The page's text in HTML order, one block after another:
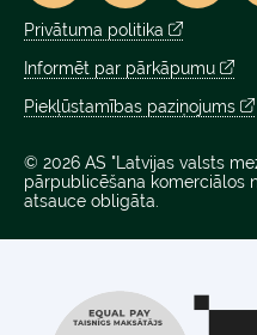
Privātuma politika
Informēt par pārkāpumu
Piekļūstamības paziņojums
© 2026 AS "Latvijas valsts
pārpublicēšana komerciālos
atsauce obligāta.